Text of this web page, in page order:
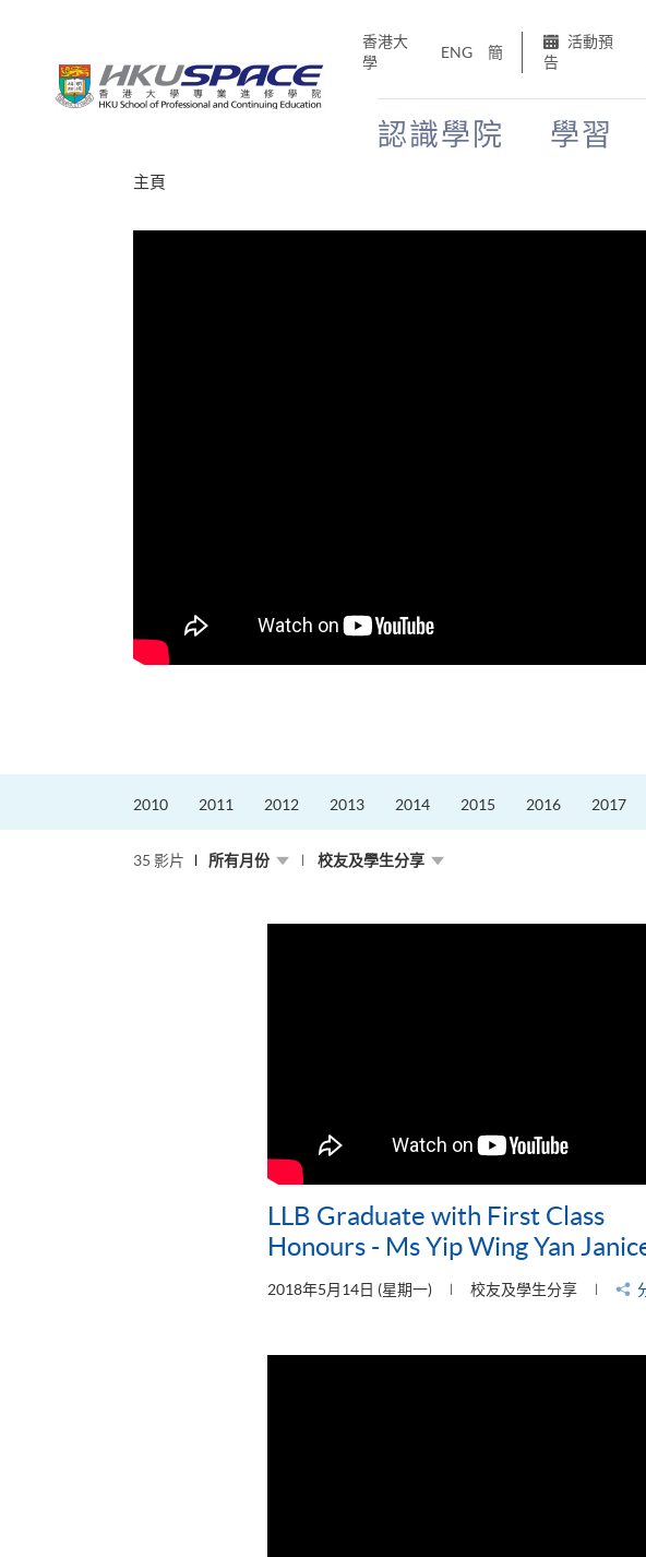
香港大
學
ENG 簡
活動預
告
認識學院 學習
主頁
2010 2011 2012 2013 2014 2015 2016 2017
35 影片 所有月份 校友及學生分享
LLB Graduate with First Class
Honours - Ms Yip Wing Yan
2018年5月14日 (星期一) 校友及學生分享